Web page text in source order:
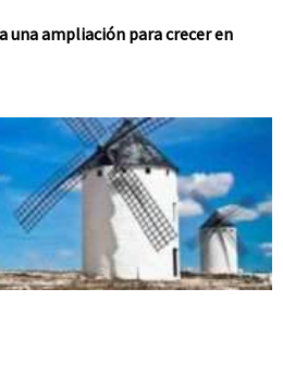
una ampliación para crecer en